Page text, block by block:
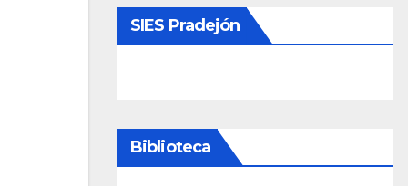
SIES Pradejón
Biblioteca